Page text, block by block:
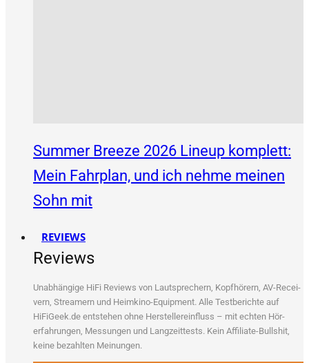
Summer Breeze 2026 Lineup komplett:
Mein Fahrplan, und ich nehme meinen
Sohn mit
REVIEWS
Reviews
Unab­hän­gi­ge HiFi Reviews von Laut­spre­chern, Kopf­hö­rern, AV-Recei­
vern, Strea­mern und Heim­ki­no-Equip­ment. Alle Test­be­rich­te auf
HiFiGeek.de ent­ste­hen ohne Her­stel­ler­ein­fluss – mit ech­ten Hör­
erfah­run­gen, Mes­sun­gen und Lang­zeit­tests. Kein Affi­lia­te-Bull­shit,
kei­ne bezahl­ten Meinungen.